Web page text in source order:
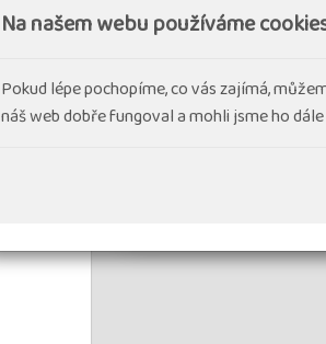
1 a více dní
Na našem webu používáme
Pokud lépe pochopíme, co vás zajímá,
náš web dobře fungoval a mohli jsme ho